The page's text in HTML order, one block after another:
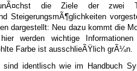
die Ziele der zwei
SteigerungsmÃ¶glichkeiten
dargestellt: Neu dazu kommt die
werden wichtige
Farbe ist ausschlieÃŸlich grÃ¼n.
identlisch wie im Handbuch